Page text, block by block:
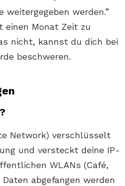
weitergegeben werden.”
einen Monat Zeit zu
nicht, kannst du dich bei
beschweren.
Network) verschlüsselt
und versteckt deine IP-
WLANs (Café,
abgefangen werden